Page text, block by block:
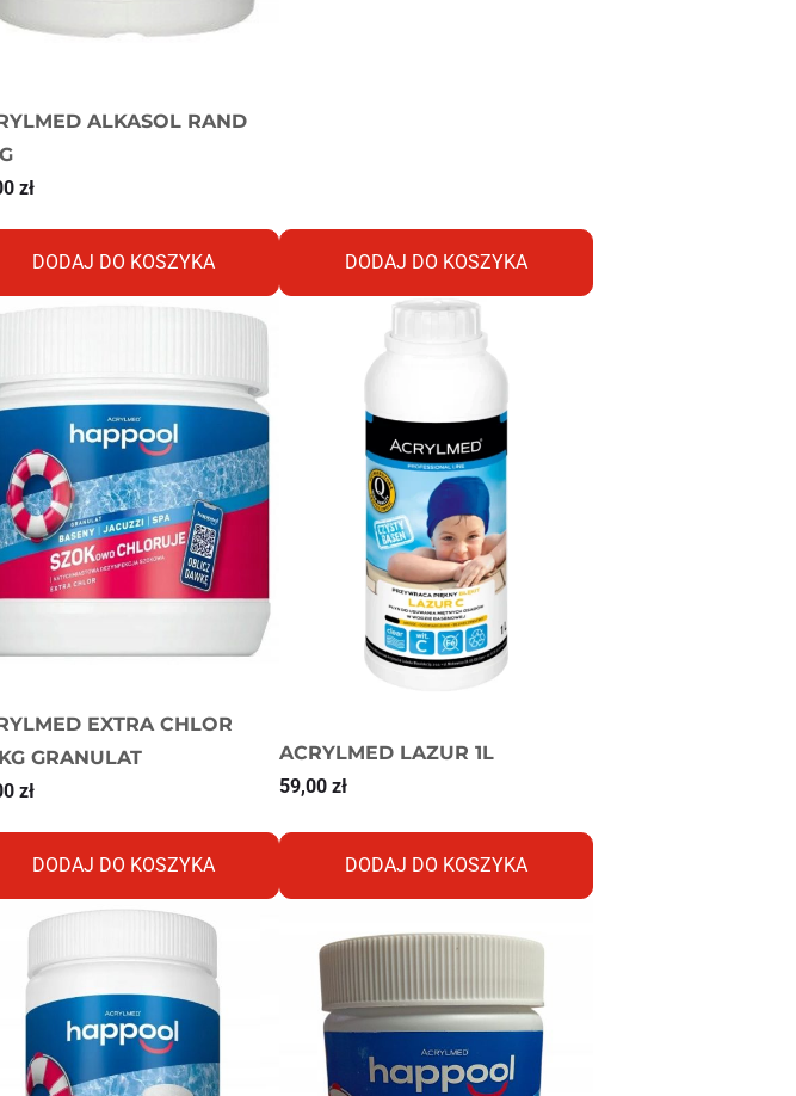
ALKASOL RAND
zł
DODAJ DO KOSZYKA DODAJ DO KOSZYKA
EXTRA CHLOR
GRANULAT
zł
DODAJ DO KOSZYKA
ACRYLMED LAZUR 1L
59,00zł
DODAJ DO KOSZYKA